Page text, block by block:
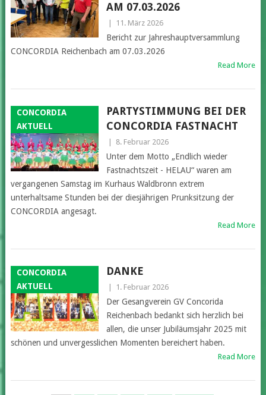
AM 07.03.2026
11. März 2026
Bericht zur Jahreshauptversammlung
CONCORDIA Reichenbach am 07.03.2026
Read More
CONCORDIA
AKTUELL
PARTYSTIMMUNG BEI DER
CONCORDIA FASTNACHT
8. Februar 2026
Unter dem Motto „Endlich wieder
Fastnachtszeit - HELAU“ waren am
vergangenen Samstag im Kurhaus Waldbronn extrem
unterhaltsame Stunden bei der diesjährigen Prunksitzung der
CONCORDIA angesagt.
Read More
CONCORDIA
AKTUELL
DANKE
1. Februar 2026
Der Gesangverein GV Concorida
Reichenbach bedankt sich herzlich bei
allen, die unser Jubiläumsjahr 2025 mit
schönen und unvergesslichen Momenten bereichert haben.
Read More